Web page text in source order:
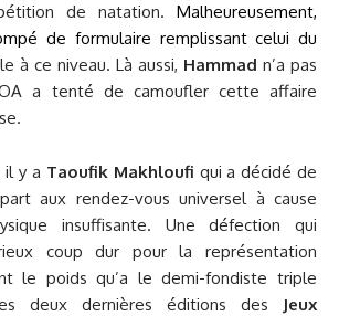
de natation. Malheureusement,
de formulaire remplissant celui du
à ce niveau. Là aussi, Hammad n’a pas
a tenté de camoufler cette affaire
il y a Taoufik Makhloufi qui a décidé de
aux rendez-vous universel à cause
insuffisante. Une défection qui
coup dur pour la représentation
le poids qu’a le demi-fondiste triple
deux dernières éditions des
Jeux